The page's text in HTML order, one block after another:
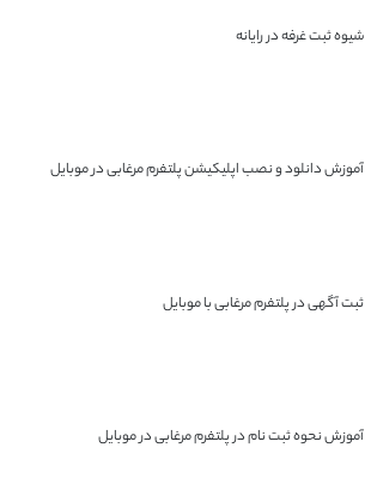
شیوه ثبت غرفه در رایانه
آموزش دانلود و نصب اپلیکیشن پلتفرم مرغابی در موبایل
ثبت آگهی در پلتفرم مرغابی با موبایل
آموزش نحوه ثبت نام در پلتفرم مرغابی در موبایل